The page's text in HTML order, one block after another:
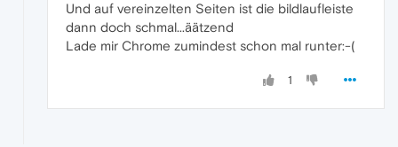
Und auf vereinzelten Seiten ist die bildlaufleiste
dann doch schmal...äätzend
Lade mir Chrome zumindest schon mal runter:-(
1